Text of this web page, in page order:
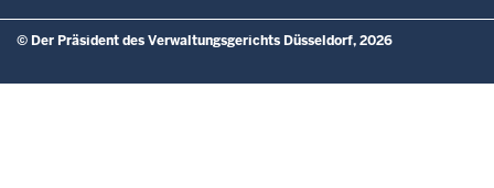
© Der Präsident des Verwaltungsgerichts Düsseldorf, 2026